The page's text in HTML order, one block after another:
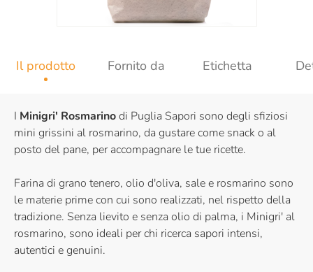
Il prodotto Fornito da Etichetta
I Minigri' Rosmarinodi Puglia Sapori sono degli sfiziosi
mini grissini al rosmarino, da gustare come snack o al
posto del pane, per accompagnare le tue ricette.
Farina di grano tenero, olio d'oliva, sale e rosmarino sono
le materie prime con cui sono realizzati, nel rispetto della
tradizione. Senza lievito e senza olio di palma, i Minigri' al
rosmarino, sono ideali per chi ricerca sapori intensi,
autentici e genuini.